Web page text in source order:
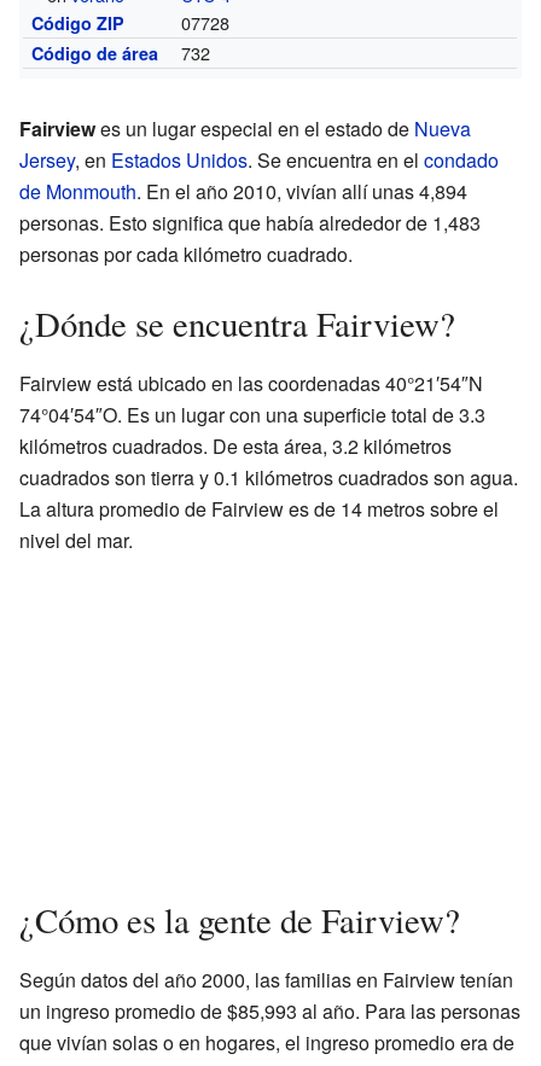
Código ZIP 07728
Código de área 732
Fairviewes un lugar especial en el estado de Nueva
Jersey, en Estados Unidos. Se encuentra en el condado
de Monmouth. En el año 2010, vivían allí unas 4,894
personas. Esto significa que había alrededor de 1,483
personas por cada kilómetro cuadrado.
¿Dónde se encuentra Fairview?
Fairview está ubicado en las coordenadas 40°21′54″N
74°04′54″O. Es un lugar con una superficie total de 3.3
kilómetros cuadrados. De esta área, 3.2 kilómetros
cuadrados son tierra y 0.1 kilómetros cuadrados son agua.
La altura promedio de Fairview es de 14 metros sobre el
nivel del mar.
¿Cómo es la gente de Fairview?
Según datos del año 2000, las familias en Fairview tenían
un ingreso promedio de $85,993 al año. Para las personas
que vivían solas o en hogares, el ingreso promedio era de